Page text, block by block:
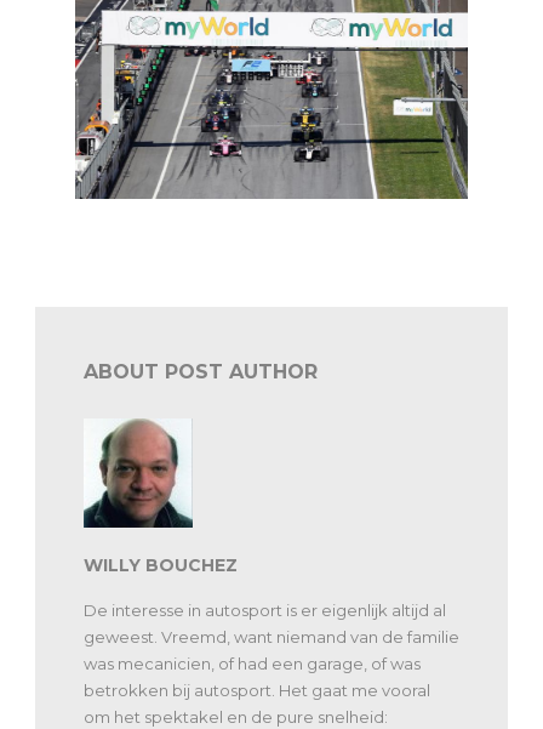
ABOUT POST AUTHOR
WILLY BOUCHEZ
De interesse in autosport is er eigenlijk altijd al
geweest. Vreemd, want niemand van de familie
was mecanicien, of had een garage, of was
betrokken bij autosport. Het gaat me vooral
om het spektakel en de pure snelheid: